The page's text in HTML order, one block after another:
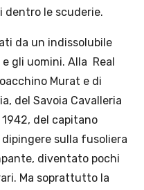
dentro le scuderie.
da un indissolubile
gli uomini. Alla Real
Murat e di
del Savoia Cavalleria
del capitano
sulla fusoliera
diventato pochi
Ma soprattutto la